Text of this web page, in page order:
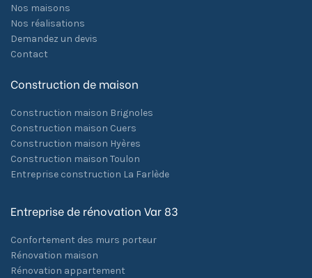
Nos maisons
Nos réalisations
Demandez un devis
Contact
Construction de maison
Construction maison Brignoles
Construction maison Cuers
Construction maison Hyères
Construction maison Toulon
Entreprise construction La Farlède
Entreprise de rénovation Var 83
Confortement des murs porteur
Rénovation maison
Rénovation appartement